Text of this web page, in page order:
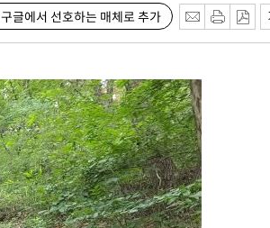
구글에서 선호하는 매체로 추가